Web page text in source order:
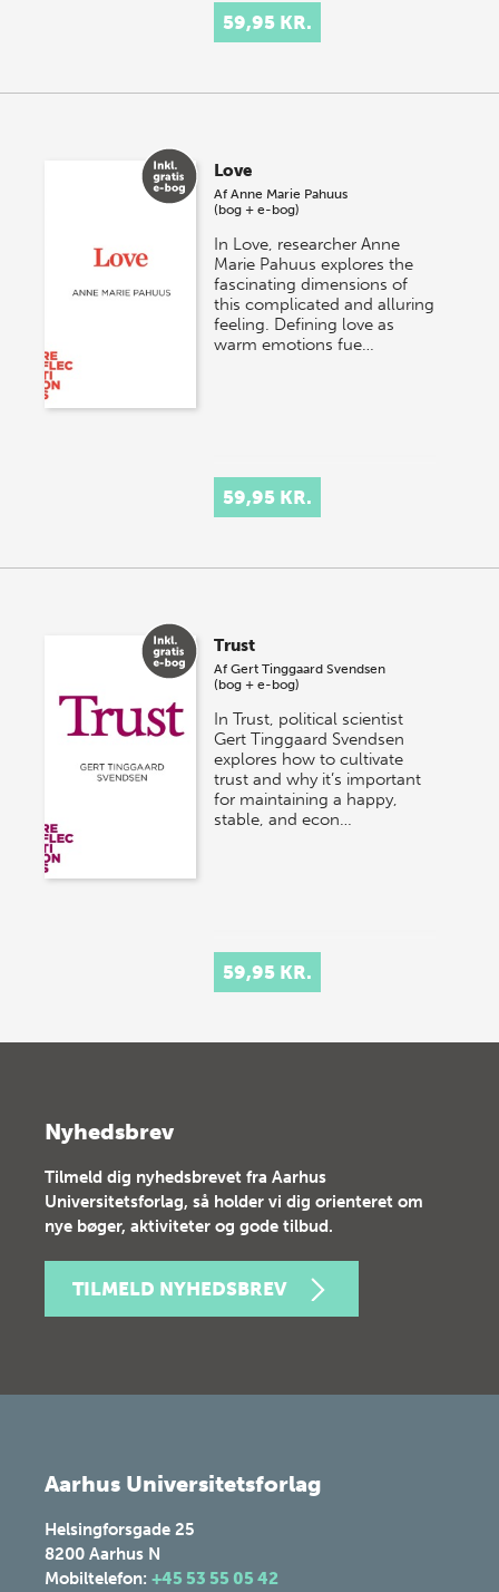
59,95 KR.
Love
AfAnne Marie Pahuus
(bog + e-bog)
In Love, researcher Anne
Marie Pahuus explores the
fascinating dimensions of
this complicated and alluring
feeling. Defining love as
warm emotions fue…
59,95 KR.
Trust
AfGert Tinggaard Svendsen
(bog + e-bog)
In Trust, political scientist
Gert Tinggaard Svendsen
explores how to cultivate
trust and why it’s important
for maintaining a happy,
stable, and econ…
59,95 KR.
Nyhedsbrev
Tilmeld dig nyhedsbrevet fra Aarhus
Universitetsforlag, så holder vi dig orienteret om
nye bøger, aktiviteter og gode tilbud.
TILMELD NYHEDSBREV
Aarhus Universitetsforlag
Helsingforsgade 25
8200 Aarhus N
Mobiltelefon: +45 53 55 05 42